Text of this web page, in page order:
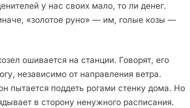
у нас своих мало, то ли денег.
«золотое руно» — им, голые козы —
ошивается на станции. Говорят, его
независимо от направления ветра.
пытается поддеть рогами стенку дома. Но
в сторону ненужного расписания.